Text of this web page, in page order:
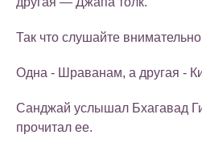
Так что слушайте внимательно
Одна - Шраванам, а другая -
Санджай услышал Бхагавад
прочитал ее.